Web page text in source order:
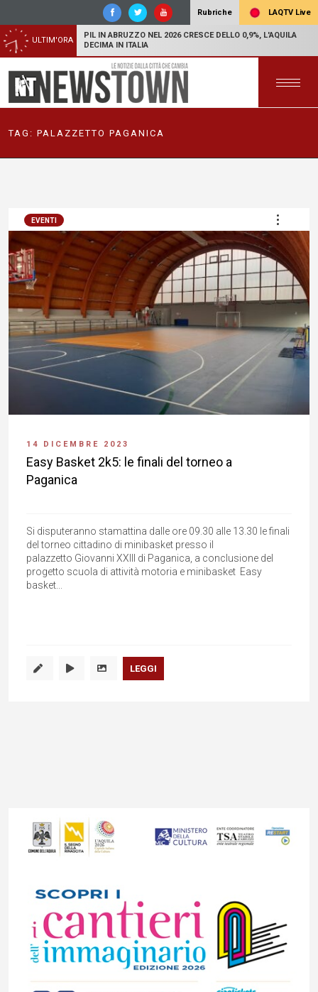
Rubriche LAQTV Live
ULTIM'ORA
PIL IN ABRUZZO NEL 2026 CRESCE DELLO 0,9%, L'AQUILA
DECIMA IN ITALIA
TAG: PALAZZETTO PAGANICA
EVENTI
14 DICEMBRE 2023
Easy Basket 2k5: le finali del torneo a
Paganica
Si disputeranno stamattina dalle ore 09.30 alle 13.30 le finali
del torneo cittadino di minibasket presso il
palazzetto Giovanni XXIII di Paganica, a conclusione del
progetto scuola di attività motoria e minibasket Easy
basket...
LEGGI